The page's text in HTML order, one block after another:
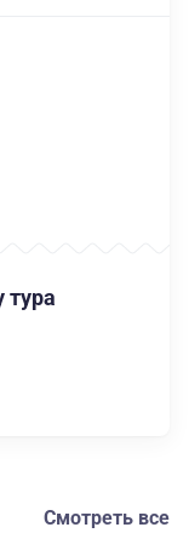
тура
Смотреть все